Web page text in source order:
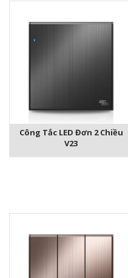
Công Tắc LED Đơn 2 Chiều
V23